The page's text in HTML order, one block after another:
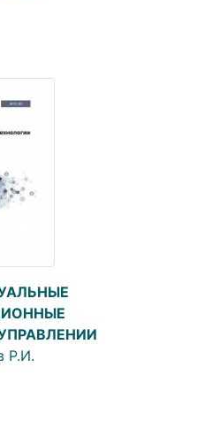
Р.И.